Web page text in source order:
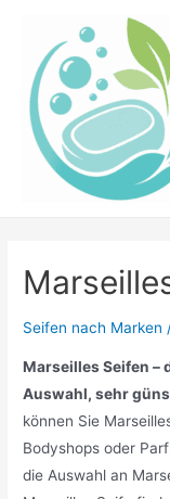
springen
Seifen nach Marken
Marseilles Seifen –
Auswahl, sehr
können Sie
Bodyshops oder
die Auswahl an